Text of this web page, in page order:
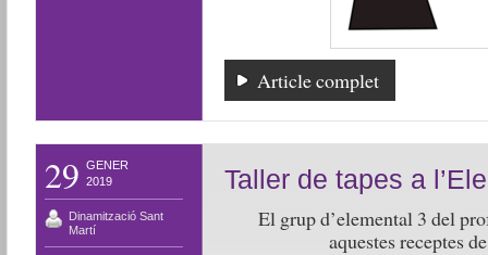
Article complet
29 GENER
2019
Dinamització Sant
Martí
Taller de tapes a
El grup d’elemental 3 del
aquestes receptes